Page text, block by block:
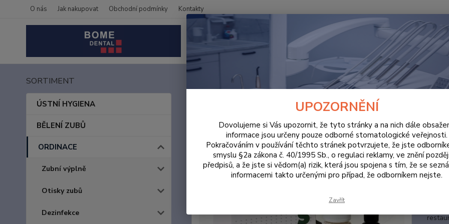
O nás Jak nakupovat Obchodní podmínky Kontakty
SORTIMENT
ÚSTNÍ HYGIENA
BĚLENÍ ZUBŮ
ORDINACE
Zubní výplně
Otisky zubů
Dezinfekce
ORDINACE ProGlassTwoLC™ 17 g/6 ml A3
ProGlassTwoLC™ 17 g/6 ml A3
g/6
Two
UPOZORNĚNÍ
Dovolujeme si Vás upozornit, že tyto stránky a na nich dále
informace jsou určeny pouze odborné stomatologické veřejnosti.
Pokračováním v používání těchto stránek potvrzujete, že jste
smyslu §2a zákona č. 40/1995 Sb., o regulaci reklamy, ve znění
předpisů, a že jste si vědom(a) rizik, která jsou spojena s tím, že se
informacemi takto určenými pro případ, že odborníkem nejste.
Zavřít